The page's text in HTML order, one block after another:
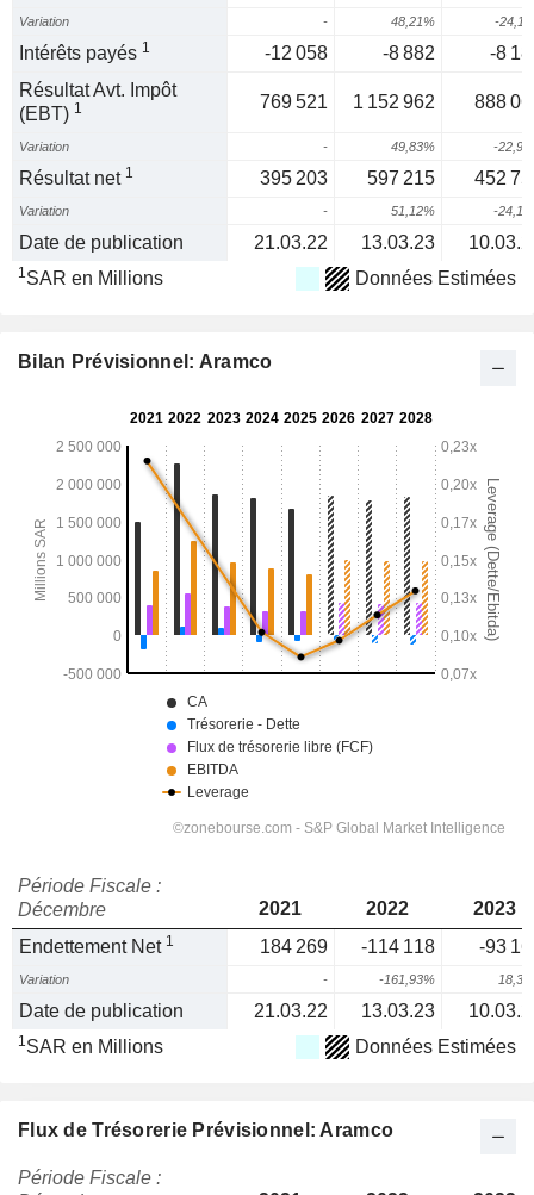
Variation - 48,21% -
Intérêts payés 1 -12 058 -8 882
-8
Résultat Avt. Impôt
(EBT) 1 769 521 1 152 962 888
Variation - 49,83% -
Résultat net 1 395 203 597 215 452
Variation - 51,12% -
Date de publication 21.03.22 13.03.23
1SAR en Millions Données Estimées
Bilan Prévisionnel: Aramco
Période Fiscale :
Décembre
2021 2022
2023
Endettement Net 1 184 269 -114 118 -93
Variation - -161,93%
Date de publication 21.03.22 13.03.23
1SAR en Millions Données Estimées
Flux de Trésorerie Prévisionnel: Aramco
Période Fiscale :